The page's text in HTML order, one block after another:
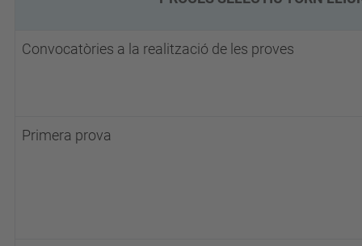
Convocatòries a la realització de les proves
Primera prova